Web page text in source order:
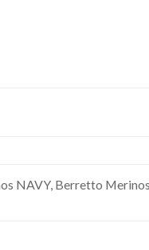
NAVY, Berretto